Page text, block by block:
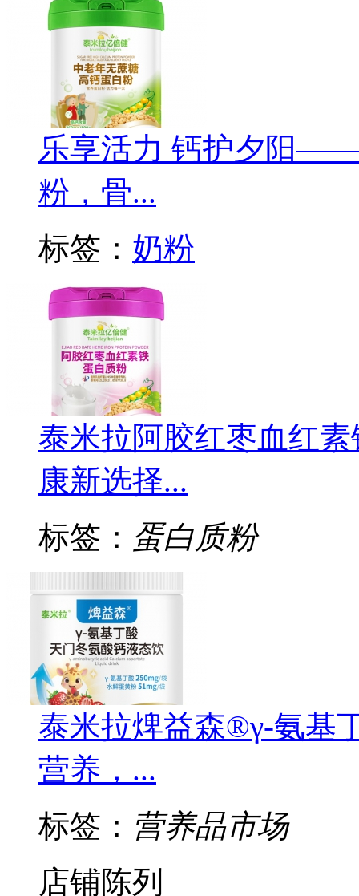
乐享活力 钙护夕阳——
粉，骨...
标签： 奶粉
泰米拉阿胶红枣血红
康新选择...
标签： 蛋白质粉
泰米拉焷益森®γ-氨基
营养，...
标签： 营养品市场
店铺陈列